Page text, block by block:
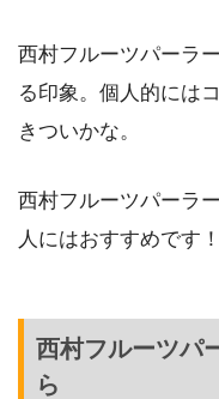
西村フルーツパーラ
る印象。個人的には
きついかな。
西村フルーツパーラ
人にはおすすめです！
西村フルーツパ
ら